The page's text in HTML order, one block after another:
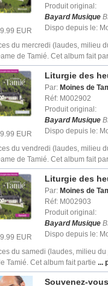
EUR
Produit original:
Bayard Musique
Dispo depuis le:
du mercredi (laudes, milieu
de Tamié. Cet album fait
EUR
Liturgie des
Par: Moines de
Réf: M002902
Produit original:
Bayard Musique
Dispo depuis le:
du vendredi (laudes, milieu
de Tamié. Cet album fait
EUR
Liturgie des
Par: Moines de
Réf: M002903
Produit original:
Bayard Musique
Dispo depuis le:
du samedi (laudes, milieu
Tamié. Cet album fait partie ...
Souvenez-